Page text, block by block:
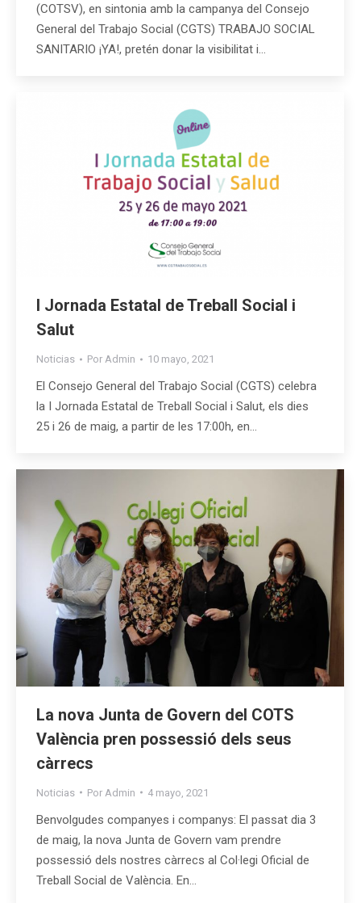
(COTSV), en sintonia amb la campanya del Consejo
General del Trabajo Social (CGTS) TRABAJO SOCIAL
SANITARIO ¡YA!, pretén donar la visibilitat i…
I Jornada Estatal de Treball Social i
Salut
Noticias Por Admin 10 mayo, 2021
El Consejo General del Trabajo Social (CGTS) celebra
la I Jornada Estatal de Treball Social i Salut, els dies
25 i 26 de maig, a partir de les 17:00h, en…
La nova Junta de Govern del COTS
València pren possessió dels seus
càrrecs
Noticias Por Admin 4 mayo, 2021
Benvolgudes companyes i companys: El passat dia 3
de maig, la nova Junta de Govern vam prendre
possessió dels nostres càrrecs al Col·legi Oficial de
Treball Social de València. En…